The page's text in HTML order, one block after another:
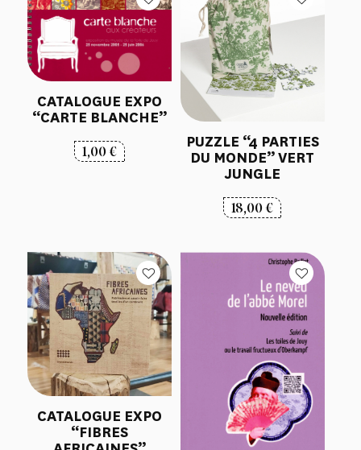
CATALOGUE EXPO
“CARTE BLANCHE”
1,00€
PUZZLE “4 PARTIES
DU MONDE” VERT
JUNGLE
18,00€
CATALOGUE EXPO
“FIBRES